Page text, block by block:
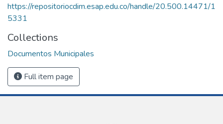
https://repositoriocdim.esap.edu.co/handle/20.500.14471/1
5331
Collections
Documentos Municipales
Full item page